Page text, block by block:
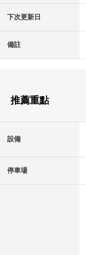
下次更新日
備註
推薦重點
設備
停車場